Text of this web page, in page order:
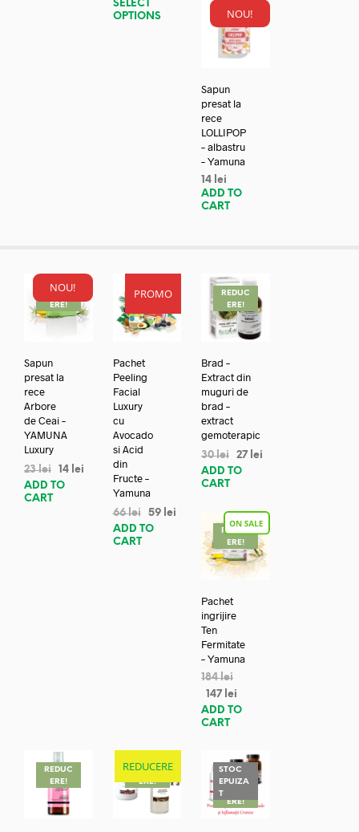
SELECT
OPTIONS
NOU!
Sapun
presat la
rece
LOLLIPOP
– albastru
– Yamuna
14 lei
ADD TO
CART
NOU!
REDUC
ERE!
Sapun
presat la
rece
Arbore
de Ceai –
YAMUNA
Luxury
23lei 14 lei
ADD TO
CART
PROMO
REDUC
Pachet
Peeling
Facial
Luxury
cu
Avocado
si Acid
din
Fructe –
Yamuna
66lei 59 lei
ADD TO
CART
REDUC
ERE!
Brad –
Extract din
muguri de
brad –
extract
gemoterapic
30lei 27 lei
ADD TO
CART
REDUC
ERE!
Pachet
ingrijire
Ten
Fermitate
– Yamuna
184lei
147 lei
ADD TO
CART
REDUC
ERE!
REDUCERE
REDUC
ERE!
STOC
EPUIZA
TREDUC
ERE!